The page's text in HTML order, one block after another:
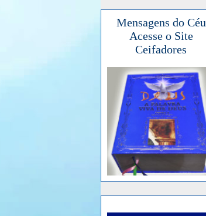
Mensagens do Céu
Acesse o Site
Ceifadores